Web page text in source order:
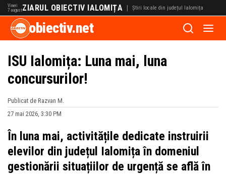
Vineri
7 augustZIARUL OBIECTIV IALOMIȚA | Știri locale din județul Ialomița
obiectiv.net
ISU Ialomița: Luna mai, luna
concursurilor!
Publicat de Razvan M.
27 mai 2026, 3:30 PM
În luna mai, activitățile dedicate instruirii
elevilor din județul Ialomița în domeniul
gestionării situațiilor de urgență se află în